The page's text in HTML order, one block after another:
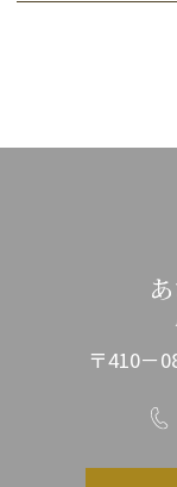
〒410－